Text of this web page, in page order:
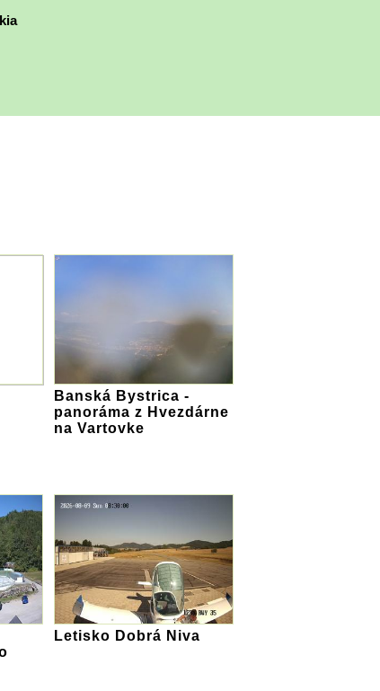
Banská Bystrica -
panoráma z Hvezdárne
na Vartovke
Letisko Dobrá Niva